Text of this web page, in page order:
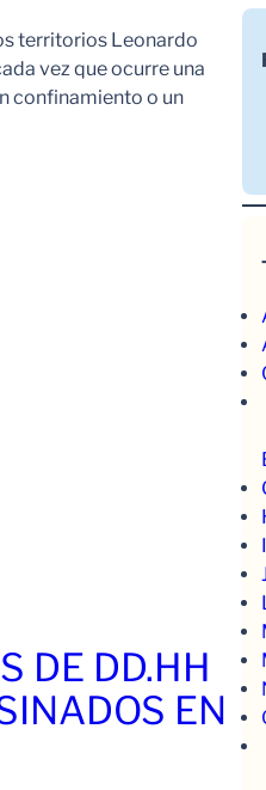
territorios Leonardo
vez que ocurre una
confinamiento o un
DE DD.HH
EN